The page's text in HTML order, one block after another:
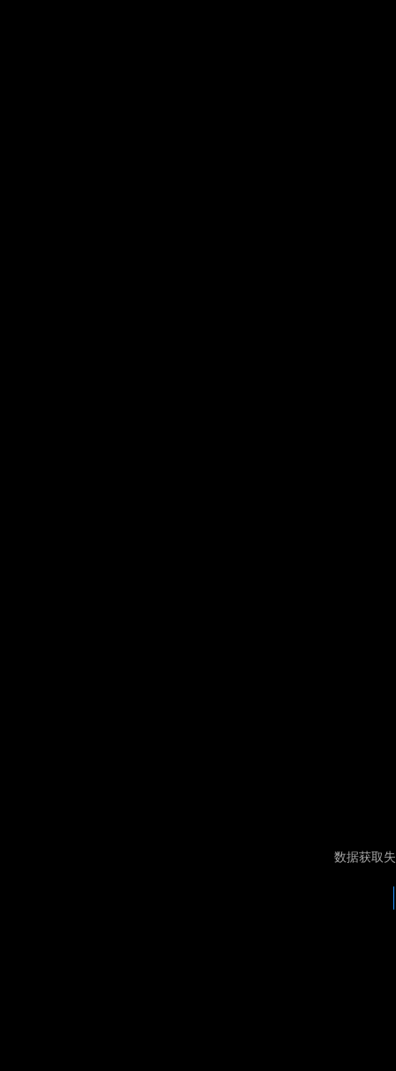
数据获取